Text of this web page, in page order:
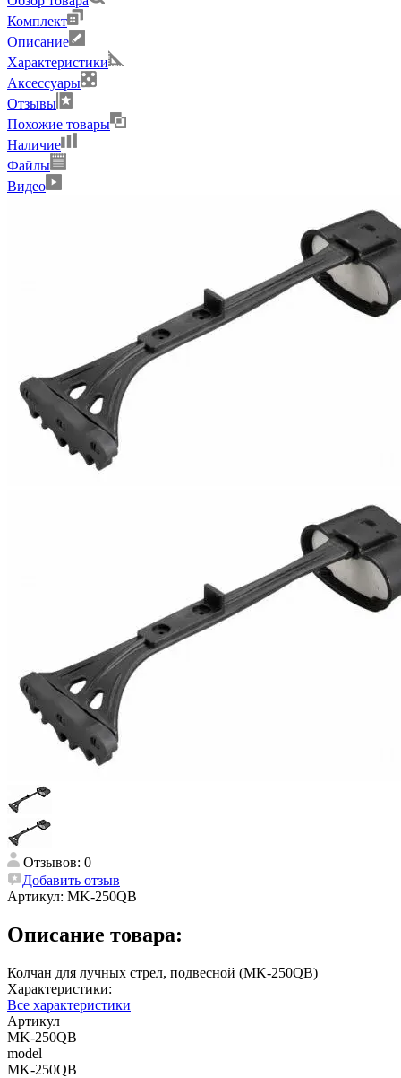
Комплект
Описание
Характеристики
Аксессуары
Отзывы
Похожие товары
Наличие
Файлы
Видео
Отзывов: 0
Добавить отзыв
Артикул: MK-250QB
Описание товара:
Колчан для лучных стрел, подвесной (MK-250QB)
Характеристики:
Все характеристики
Артикул
MK-250QB
model
MK-250QB